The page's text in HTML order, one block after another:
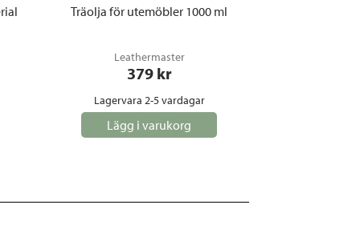
Träolja för utemöbler 1000 ml
Leathermaster
379 kr
Lagervara 2-5 vardagar
Lägg i varukorg